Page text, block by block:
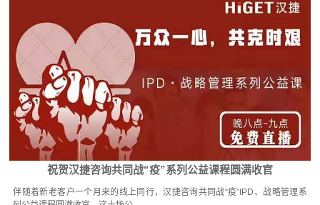
祝贺汉捷咨询共同战“疫”系列公益课程圆满收官
伴随着新老客户一个月来的线上同行，汉捷咨询共同战“疫”IPD、战略管理系